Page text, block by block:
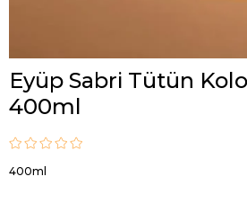
Eyüp Sabri Tütün
400ml
400ml